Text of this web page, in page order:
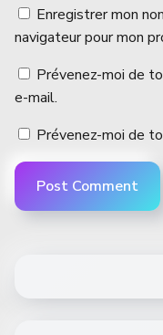
Enregistrer mon
navigateur pour mon
Prévenez-moi de
e-mail.
Prévenez-moi de